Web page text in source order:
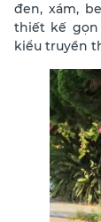
đen, xám,
thiết kế gọn
kiểu truyền